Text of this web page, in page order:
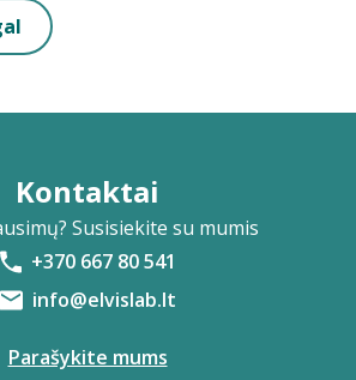
Kontaktai
Susisiekite su mumis
+370 667 80 541
info@elvislab.lt
Parašykite mums